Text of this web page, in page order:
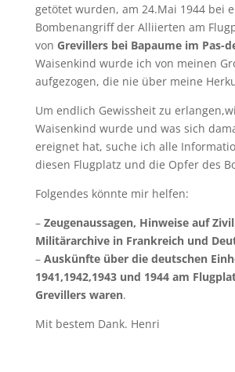
getötet wurden, am 24.Mai 1944 bei
Bombenangriff der Alliierten am
von Grevillers bei Bapaume im Pas-
Waisenkind wurde ich von meinen
aufgezogen, die nie über meine
Um endlich Gewissheit zu
Waisenkind wurde und was sich
ereignet hat, suche ich alle
diesen Flugplatz und die Opfer des
Folgendes könnte mir helfen:
– Zeugenaussagen, Hinweise auf
Militärarchive in Frankreich und
– Auskünfte über die deutschen
1941,1942,1943 und 1944 am
Grevillers waren.
Mit bestem Dank. Henri